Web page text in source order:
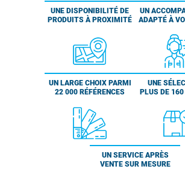
UNE DISPONIBILITÉ DE
PRODUITS À PROXIMITÉ
UN
ADAPTÉ À
UN LARGE CHOIX PARMI
22 000 RÉFÉRENCES
UNE
PLUS DE 160
UN SERVICE APRÈS
VENTE SUR MESURE